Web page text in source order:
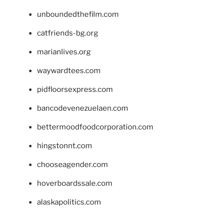
unboundedthefilm.com
catfriends-bg.org
marianlives.org
waywardtees.com
pidfloorsexpress.com
bancodevenezuelaen.com
bettermoodfoodcorporation.com
hingstonnt.com
chooseagender.com
hoverboardssale.com
alaskapolitics.com